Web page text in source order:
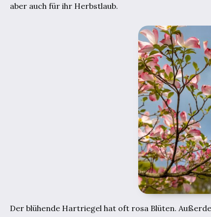
aber auch für ihr Herbstlaub.
Der blühende Hartriegel hat oft rosa Blüten.